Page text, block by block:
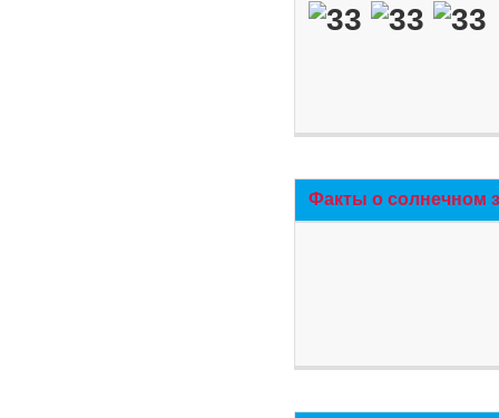
Факты о солнечном